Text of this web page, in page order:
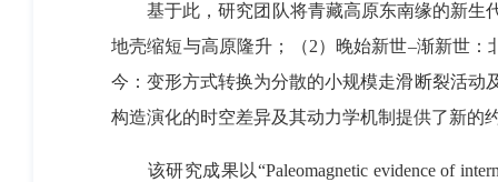
基于此，研究团队将青藏高原东南缘的新生
地壳缩短与高原隆升 ；（2）晚始新世–渐新世：
今：变形方式转换为分散的小规模走滑断裂活动
构造演化的时空差异及其动力学机制提供了新的
该研究成果以“Paleomagnetic evidence of